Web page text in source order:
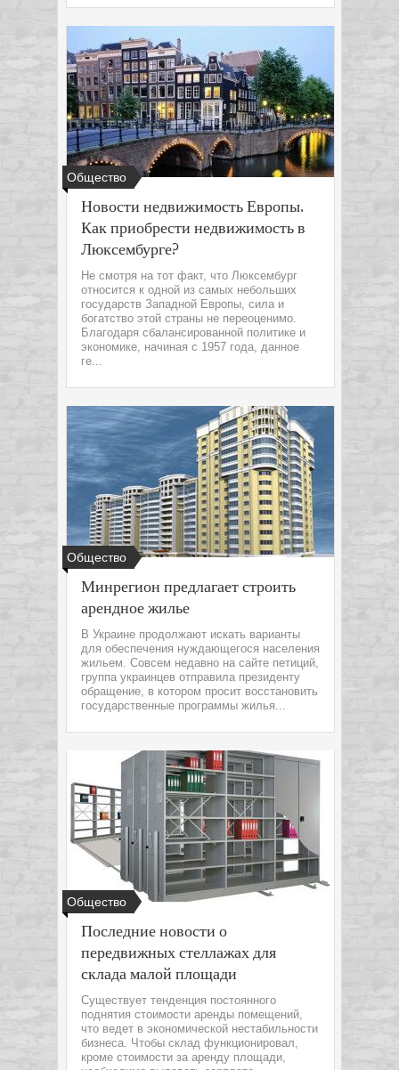
Общество
Новости недвижимость Европы.
Как приобрести недвижимость в
Люксембурге?
Не смотря на тот факт, что Люксембург
относится к одной из самых небольших
государств Западной Европы, сила и
богатство этой страны не переоценимо.
Благодаря сбалансированной политике и
экономике, начиная с 1957 года, данное
ге...
Общество
Минрегион предлагает строить
арендное жилье
В Украине продолжают искать варианты
для обеспечения нуждающегося населения
жильем. Совсем недавно на сайте петиций,
группа украинцев отправила президенту
обращение, в котором просит восстановить
государственные программы жилья...
Общество
Последние новости о
передвижных стеллажах для
склада малой площади
Существует тенденция постоянного
поднятия стоимости аренды помещений,
что ведет в экономической нестабильности
бизнеса. Чтобы склад функционировал,
кроме стоимости за аренду площади,